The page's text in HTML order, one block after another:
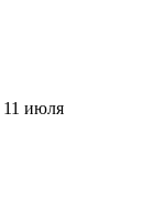
11 июля